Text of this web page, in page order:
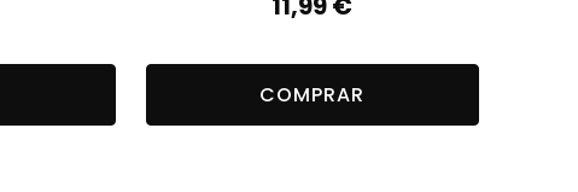
COMPRAR